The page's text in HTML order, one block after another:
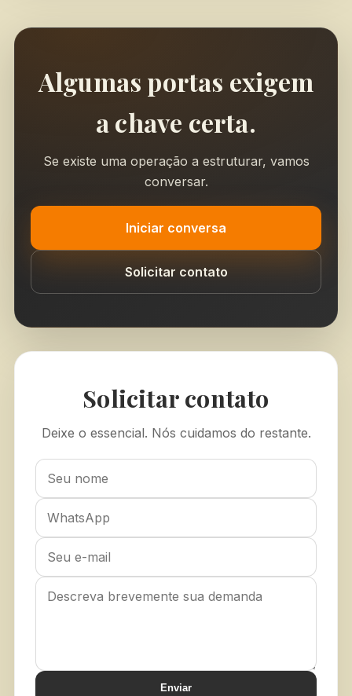
Algumas portas exigem
a chave certa.
Se existe uma operação a estruturar, vamos
conversar.
Iniciar conversa
Solicitar contato
Solicitar contato
Deixe o essencial. Nós cuidamos do restante.
Enviar